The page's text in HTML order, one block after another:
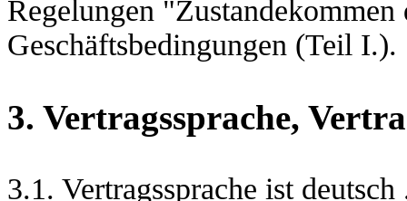
Regelungen
Geschäftsbedingungen (Teil I.).
3. Vertragssprache,
3.1. Vertragssprache ist deutsch